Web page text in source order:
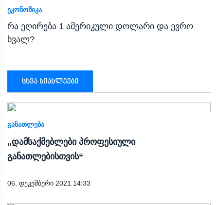
ᲔᲙᲝᲜᲝᲛᲘᲙᲐ
რა ეღირება 1 ამერიკული დოლარი და ევრო
ხვალ?
სხვა სიახლეები
ᲒᲐᲜᲐᲗᲚᲔᲑᲐ
„დამსაქმებლები პროფესიული
განათლებისთვის“
06, დეკემბერი 2021 14:33